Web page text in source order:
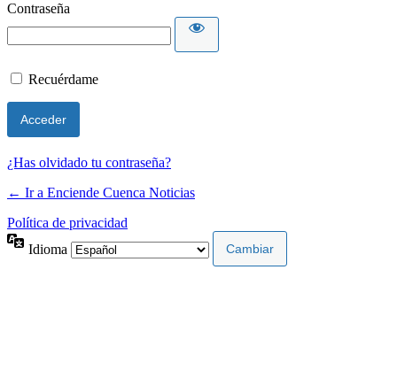
Contraseña
Recuérdame
¿Has olvidado tu contraseña?
← Ir a Enciende Cuenca Noticias
Política de privacidad
Idioma